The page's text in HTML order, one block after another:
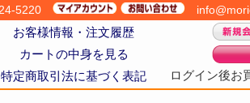
5220
お客様情報・注文履歴
ログイン後お
カートの中身を見る
特定商取引法に基づく表記